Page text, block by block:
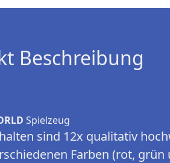
Beschreibung
Spielzeug
sind 12x qualitativ
Farben (rot, grün